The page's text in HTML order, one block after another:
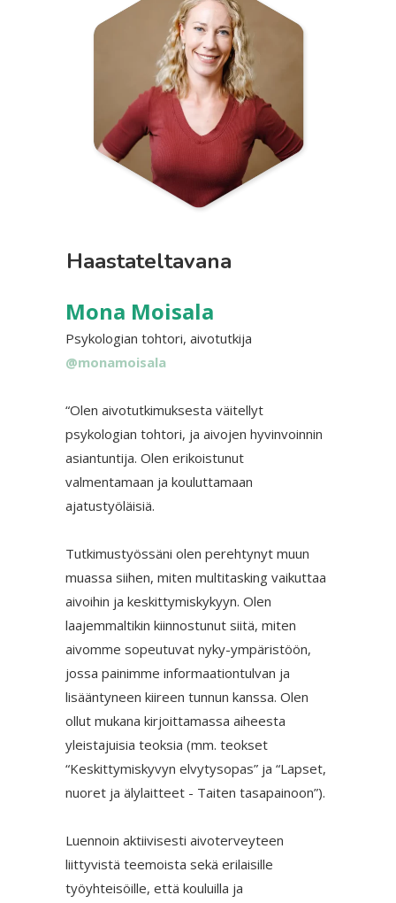
Haastateltavana
Mona Moisala
Psykologian tohtori, aivotutkija
@monamoisala
“Olen aivotutkimuksesta väitellyt
psykologian tohtori, ja aivojen hyvinvoinnin
asiantuntija. Olen erikoistunut
valmentamaan ja kouluttamaan
ajatustyöläisiä.
Tutkimustyössäni olen perehtynyt muun
muassa siihen, miten multitasking vaikuttaa
aivoihin ja keskittymiskykyyn. Olen
laajemmaltikin kiinnostunut siitä, miten
aivomme sopeutuvat nyky-ympäristöön,
jossa painimme informaationtulvan ja
lisääntyneen kiireen tunnun kanssa. Olen
ollut mukana kirjoittamassa aiheesta
yleistajuisia teoksia (mm. teokset
“Keskittymiskyvyn elvytysopas” ja “Lapset,
nuoret ja älylaitteet - Taiten tasapainoon”).
Luennoin aktiivisesti aivoterveyteen
liittyvistä teemoista sekä erilaisille
työyhteisöille, että kouluilla ja